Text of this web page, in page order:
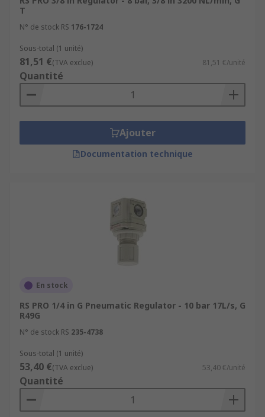
T
N° de stock RS 176-1724
Sous-total (1 unité)
81,51 €(TVA exclue) 81,51 €/unité
Quantité
Ajouter
Documentation technique
En stock
RS PRO 1/4 in G Pneumatic Regulator - 10 bar 17L/s, G
R49G
N° de stock RS 235-4738
Sous-total (1 unité)
53,40 €(TVA exclue) 53,40 €/unité
Quantité